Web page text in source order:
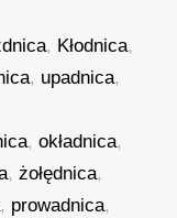
, Kłodnica,
, upadnica,
,okładnica,
,żołędnica,
, prowadnica,